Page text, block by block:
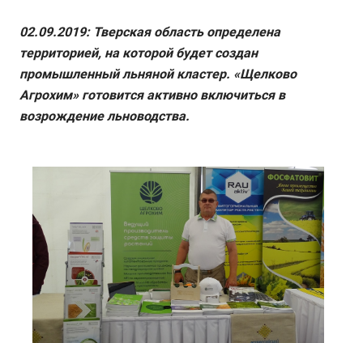
02.09.2019: Тверская область определена
территорией, на которой будет создан
промышленный льняной кластер. «Щелково
Агрохим» готовится активно включиться в
возрождение льноводства.